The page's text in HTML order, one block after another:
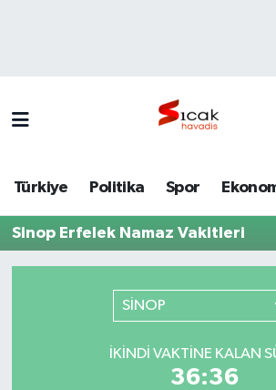
Türkiye Politika Spor
Sinop Erfelek Namaz Vakitleri
SİNOP
İKINDI VAKTINE KALAN
36:36
Politika
Tüm Manşetler
Son Dakika Haberleri
Haber Arşivi